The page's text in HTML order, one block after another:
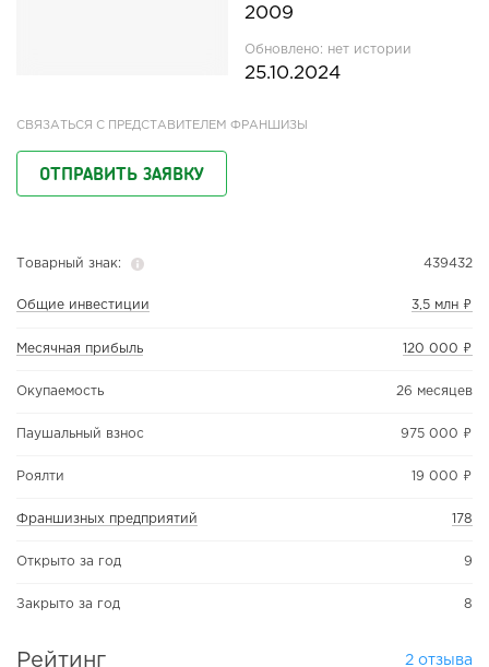
2009
Обновлено: нет истории
25.10.2024
СВЯЗАТЬСЯ С ПРЕДСТАВИТЕЛЕМ ФРАНШИЗЫ
ОТПРАВИТЬ ЗАЯВКУ
Товарный знак: 439432
Общие инвестиции 3,5 млн ₽
Месячная прибыль 120 000 ₽
Окупаемость 26 месяцев
Паушальный взнос 975 000 ₽
Роялти 19 000 ₽
Франшизных предприятий 178
Открыто за год 9
Закрыто за год 8
Рейтинг 2 отзыва